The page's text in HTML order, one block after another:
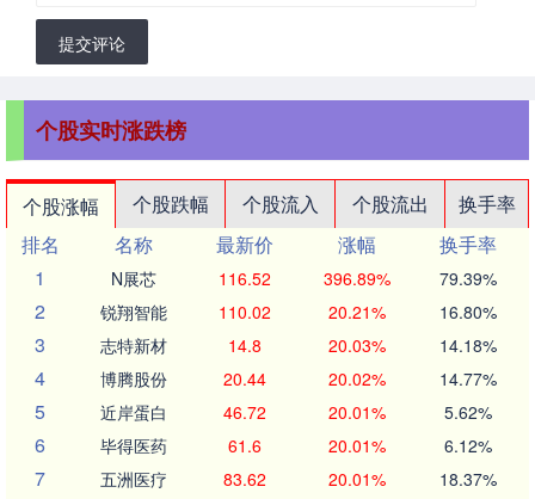
提交评论
个股实时涨跌榜
个股涨幅 个股跌幅 个股流入 个股流出
换手率
排名
名称 最新价 涨幅
换手率
1
N展芯 116.52 396.89% 79.39%
2 锐翔智能 110.02 20.21% 16.80%
3 志特新材 14.8 20.03% 14.18%
4 博腾股份 20.44 20.02% 14.77%
5 近岸蛋白 46.72 20.01% 5.62%
6 毕得医药 61.6 20.01% 6.12%
7 五洲医疗 83.62 20.01% 18.37%